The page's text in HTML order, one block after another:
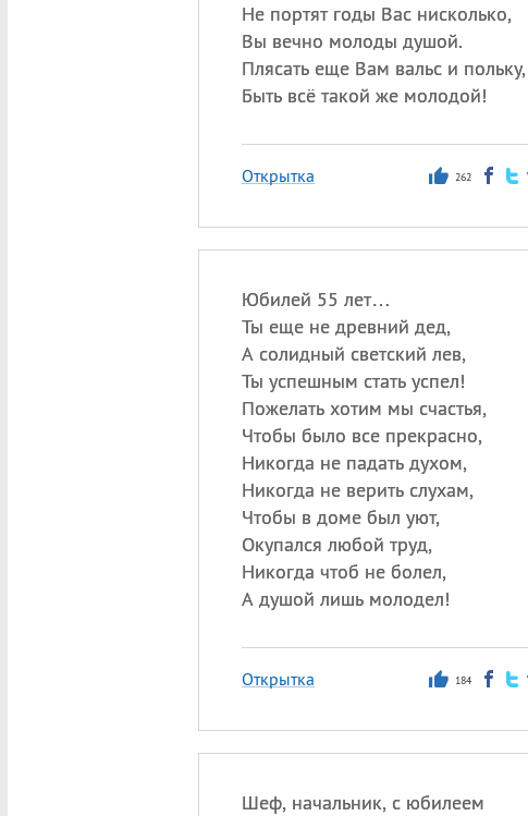
Не портят годы Вас нисколько,
Вы вечно молоды душой.
Плясать еще Вам вальс и польку,
Быть всё такой же молодой!
Открытка 262
Юбилей 55 лет…
Ты еще не древний дед,
А солидный светский лев,
Ты успешным стать успел!
Пожелать хотим мы счастья,
Чтобы было все прекрасно,
Никогда не падать духом,
Никогда не верить слухам,
Чтобы в доме был уют,
Окупался любой труд,
Никогда чтоб не болел,
А душой лишь молодел!
Открытка 184
Шеф, начальник, с юбилеем